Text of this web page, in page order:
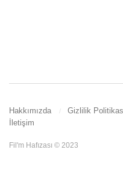
Hakkımızda Gizlilik
İletişim
Fil'm Hafızası © 2023